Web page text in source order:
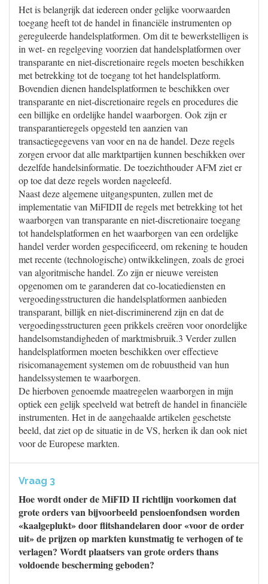
Het is belangrijk dat iedereen onder gelijke voorwaarden
toegang heeft tot de handel in financiële instrumenten op
gereguleerde handelsplatformen. Om dit te bewerkstelligen is
in wet- en regelgeving voorzien dat handelsplatformen over
transparante en niet-discretionaire regels moeten beschikken
met betrekking tot de toegang tot het handelsplatform.
Bovendien dienen handelsplatformen te beschikken over
transparante en niet-discretionaire regels en procedures die
een billijke en ordelijke handel waarborgen. Ook zijn er
transparantieregels opgesteld ten aanzien van
transactiegegevens van voor en na de handel. Deze regels
zorgen ervoor dat alle marktpartijen kunnen beschikken over
dezelfde handelsinformatie. De toezichthouder AFM ziet er
op toe dat deze regels worden nageleefd.
Naast deze algemene uitgangspunten, zullen met de
implementatie van MiFIDII de regels met betrekking tot het
waarborgen van transparante en niet-discretionaire toegang
tot handelsplatformen en het waarborgen van een ordelijke
handel verder worden gespecificeerd, om rekening te houden
met recente (technologische) ontwikkelingen, zoals de groei
van algoritmische handel. Zo zijn er nieuwe vereisten
opgenomen om te garanderen dat co-locatiediensten en
vergoedingsstructuren die handelsplatformen aanbieden
transparant, billijk en niet-discriminerend zijn en dat de
vergoedingsstructuren geen prikkels creëren voor onordelijke
handelsomstandigheden of marktmisbruik.3 Verder zullen
handelsplatformen moeten beschikken over effectieve
risicomanagement systemen om de robuustheid van hun
handelssystemen te waarborgen.
De hierboven genoemde maatregelen waarborgen in mijn
optiek een gelijk speelveld wat betreft de handel in financiële
instrumenten. Het in de aangehaalde artikelen geschetste
beeld, dat ziet op de situatie in de VS, herken ik dan ook niet
voor de Europese markten.
Vraag 3
Hoe wordt onder de MiFID II richtlijn voorkomen dat
grote orders van bijvoorbeeld pensioenfondsen worden
«kaalgeplukt» door flitshandelaren door «voor de order
uit» de prijzen op markten kunstmatig te verhogen of te
verlagen? Wordt plaatsers van grote orders thans
voldoende bescherming geboden?